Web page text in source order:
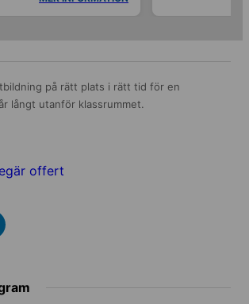
på rätt plats i rätt tid för en
långt utanför klassrummet.
offert